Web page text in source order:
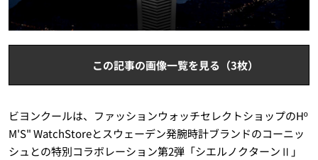
この記事の画像一覧を見る（3枚）
ビヨンクールは、ファッションウォッチセレクトショップのHº
M'S" WatchStoreとスウェーデン発腕時計ブランドのコーニッ
シュとの特別コラボレーション第2弾「シエルノクターンⅡ」